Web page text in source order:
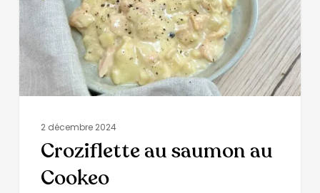
2 décembre 2024
Croziflette au saumon au
Cookeo